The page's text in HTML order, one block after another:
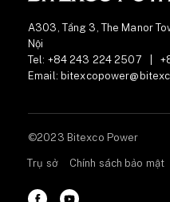
A303, Tầng 3, The Manor
Nội
Tel: +84 243 224 2507
Email:
©2023 Bitexco Power
Trụ sở Chính sách bảo mật